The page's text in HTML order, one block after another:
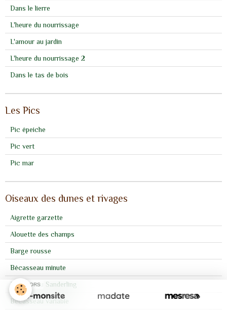
Dans le lierre
L'heure du nourrissage
L'amour au jardin
L'heure du nourrissage 2
Dans le tas de bois
Les Pics
Pic épeiche
Pic vert
Pic mar
Oiseaux des dunes et rivages
Aigrette garzette
Alouette des champs
Barge rousse
Bécasseau minute
Bécasseau Sanderling
Bécasseau variable
SPONSORS